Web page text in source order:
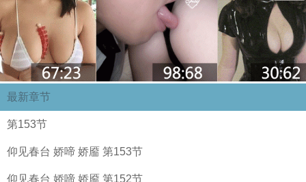
最新章节
第153节
仰见春台 娇啼 娇靥 第153节
仰见春台 娇啼 娇靥 第152节